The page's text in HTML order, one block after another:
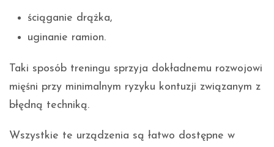
ściąganie drążka,
uginanie ramion.
Taki sposób treningu sprzyja dokładnemu rozwojowi
mięśni przy minimalnym ryzyku kontuzji związanym z
błędną techniką.
Wszystkie te urządzenia są łatwo dostępne w